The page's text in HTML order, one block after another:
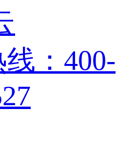
：400-